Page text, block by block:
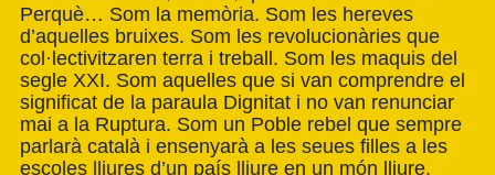
Perquè… Som la memòria. Som les hereves
d’aquelles bruixes. Som les revolucionàries que
col·lectivitzaren terra i treball. Som les maquis del
segle XXI. Som aquelles que si van comprendre el
significat de la paraula Dignitat i no van renunciar
mai a la Ruptura. Som un Poble rebel que sempre
parlarà català i ensenyarà a les seues filles a les
escoles lliures d’un país lliure en un món lliure.